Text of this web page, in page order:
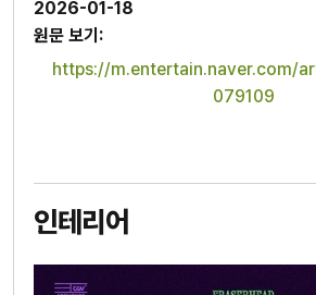
2026-01-18
원문 보기:
https://m.entertain.naver.com/
079109
인테리어